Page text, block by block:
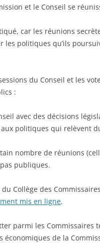
et le Conseil se
car les réunions
politiques qu’ils
du Conseil et les
:
avec des décisions
politiques qui relèvent
nombre de réunions
publiques.
Collège des
mis en ligne.
parmi les Commissaires
économiques de la